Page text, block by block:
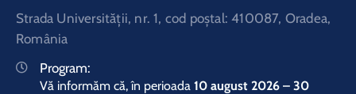
Strada Universităţii, nr. 1, cod poştal: 410087, Oradea,
România
Program:
Vă informăm că, în perioada 10 august 2026 – 30